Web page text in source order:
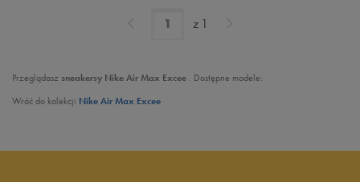
z 1
Przeglądasz sneakersy Nike Air Max Excee . Dostępne modele:
Wróć do kolekcji Nike Air Max Excee